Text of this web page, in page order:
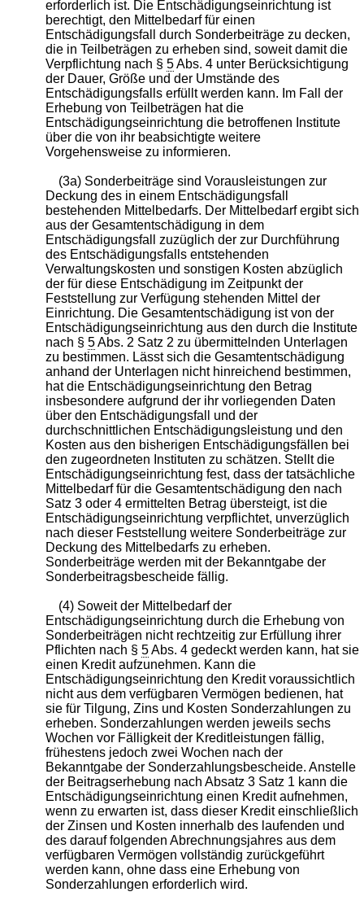
erforderlich ist. Die Entschädigungseinrichtung ist
berechtigt, den Mittelbedarf für einen
Entschädigungsfall durch Sonderbeiträge zu decken,
die in Teilbeträgen zu erheben sind, soweit damit die
Verpflichtung nach § 5Abs. 4 unter Berücksichtigung
der Dauer, Größe und der Umstände des
Entschädigungsfalls erfüllt werden kann. Im Fall der
Erhebung von Teilbeträgen hat die
Entschädigungseinrichtung die betroffenen Institute
über die von ihr beabsichtigte weitere
Vorgehensweise zu informieren.
(3a) Sonderbeiträge sind Vorausleistungen zur
Deckung des in einem Entschädigungsfall
bestehenden Mittelbedarfs. Der Mittelbedarf ergibt sich
aus der Gesamtentschädigung in dem
Entschädigungsfall zuzüglich der zur Durchführung
des Entschädigungsfalls entstehenden
Verwaltungskosten und sonstigen Kosten abzüglich
der für diese Entschädigung im Zeitpunkt der
Feststellung zur Verfügung stehenden Mittel der
Einrichtung. Die Gesamtentschädigung ist von der
Entschädigungseinrichtung aus den durch die Institute
nach § 5Abs. 2 Satz 2 zu übermittelnden Unterlagen
zu bestimmen. Lässt sich die Gesamtentschädigung
anhand der Unterlagen nicht hinreichend bestimmen,
hat die Entschädigungseinrichtung den Betrag
insbesondere aufgrund der ihr vorliegenden Daten
über den Entschädigungsfall und der
durchschnittlichen Entschädigungsleistung und den
Kosten aus den bisherigen Entschädigungsfällen bei
den zugeordneten Instituten zu schätzen. Stellt die
Entschädigungseinrichtung fest, dass der tatsächliche
Mittelbedarf für die Gesamtentschädigung den nach
Satz 3 oder 4 ermittelten Betrag übersteigt, ist die
Entschädigungseinrichtung verpflichtet, unverzüglich
nach dieser Feststellung weitere Sonderbeiträge zur
Deckung des Mittelbedarfs zu erheben.
Sonderbeiträge werden mit der Bekanntgabe der
Sonderbeitragsbescheide fällig.
(4) Soweit der Mittelbedarf der
Entschädigungseinrichtung durch die Erhebung von
Sonderbeiträgen nicht rechtzeitig zur Erfüllung ihrer
Pflichten nach § 5Abs. 4 gedeckt werden kann, hat sie
einen Kredit aufzunehmen. Kann die
Entschädigungseinrichtung den Kredit voraussichtlich
nicht aus dem verfügbaren Vermögen bedienen, hat
sie für Tilgung, Zins und Kosten Sonderzahlungen zu
erheben. Sonderzahlungen werden jeweils sechs
Wochen vor Fälligkeit der Kreditleistungen fällig,
frühestens jedoch zwei Wochen nach der
Bekanntgabe der Sonderzahlungsbescheide. Anstelle
der Beitragserhebung nach Absatz 3 Satz 1 kann die
Entschädigungseinrichtung einen Kredit aufnehmen,
wenn zu erwarten ist, dass dieser Kredit einschließlich
der Zinsen und Kosten innerhalb des laufenden und
des darauf folgenden Abrechnungsjahres aus dem
verfügbaren Vermögen vollständig zurückgeführt
werden kann, ohne dass eine Erhebung von
Sonderzahlungen erforderlich wird.